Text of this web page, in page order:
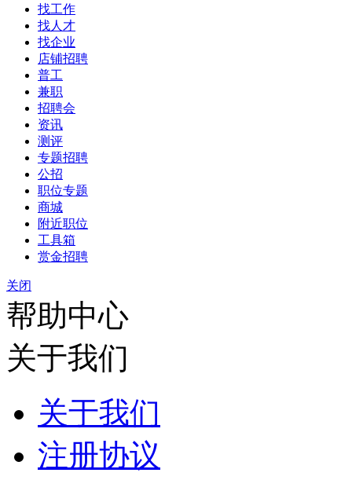
找工作
找人才
找企业
店铺招聘
普工
兼职
招聘会
资讯
测评
专题招聘
公招
职位专题
商城
附近职位
工具箱
赏金招聘
关闭
帮助中心
关于我们
关于我们
注册协议